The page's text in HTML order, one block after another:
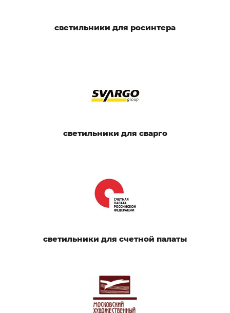
светильники для росинтера
светильники для сварго
светильники для счетной палаты